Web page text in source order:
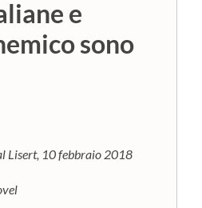
e
sono
Lisert, 10 febbraio 2018